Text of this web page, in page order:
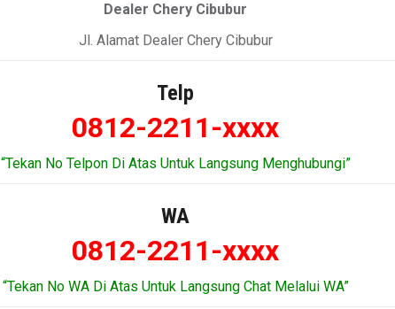
Dealer Chery Cibubur
Jl. Alamat Dealer Chery Cibubur
Telp
0812-2211-xxxx
“Tekan No Telpon Di Atas Untuk Langsung Menghubungi”
WA
0812-2211-xxxx
“Tekan No WA Di Atas Untuk Langsung Chat Melalui WA”